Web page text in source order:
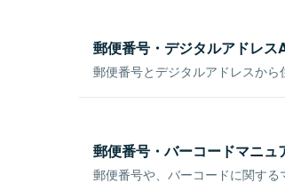
郵便番号・デジタルアドレス
郵便番号とデジタルアドレスから
郵便番号・バーコードマニュ
郵便番号や、バーコードに関する